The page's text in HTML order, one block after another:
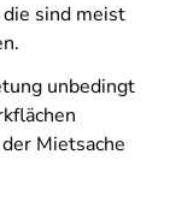
sind meist
unbedingt
Mietsache